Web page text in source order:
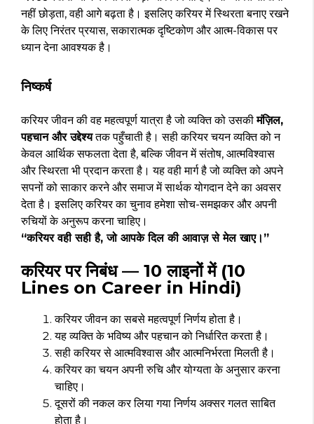
नहीं छोड़ता, वही आगे बढ़ता है। इसलिए करियर में स्थिरता बनाए रखने
के लिए निरंतर प्रयास, सकारात्मक दृष्टिकोण और आत्म-विकास पर
ध्यान देना आवश्यक है।
निष्कर्ष
करियर जीवन की वह महत्वपूर्ण यात्रा है जो व्यक्ति को उसकीमंज़िल,
पहचान और उद्देश्यतक पहुँचाती है। सही करियर चयन व्यक्ति को न
केवल आर्थिक सफलता देता है, बल्कि जीवन में संतोष, आत्मविश्वास
और स्थिरता भी प्रदान करता है। यह वही मार्ग है जो व्यक्ति को अपने
सपनों को साकार करने और समाज में सार्थक योगदान देने का अवसर
देता है। इसलिए करियर का चुनाव हमेशा सोच-समझकर और अपनी
रुचियों के अनुरूप करना चाहिए।
“करियर वही सही है, जो आपके दिल की आवाज़ से मेल खाए।”
करियर पर निबंध — 10 लाइनों में (10
Lines on Career in Hindi)
करियर जीवन का सबसे महत्वपूर्ण निर्णय होता है।
यह व्यक्ति के भविष्य और पहचान को निर्धारित करता है।
सही करियर से आत्मविश्वास और आत्मनिर्भरता मिलती है।
करियर का चयन अपनी रुचि और योग्यता के अनुसार करना
चाहिए।
दूसरों की नकल कर लिया गया निर्णय अक्सर गलत साबित
होता है।